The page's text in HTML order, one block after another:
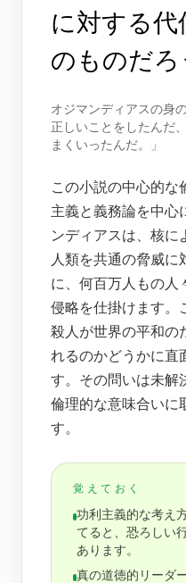
に対する
のものだろ
オジマンディアスの身
正しいことをしたんだ
まくいったんだ。」
この小説の中心的な
主義と義務論を中心
ンディアスは、核に
人類を共通の脅威に
に、何百万人もの人
侵略を仕掛けます。
殺人が世界の平和の
れるのかどうかに直
す。その問いは未解
倫理的な意味合いに
す。
覚えておく
功利主義的な考え
てると、恐ろしい
あります。
真の道徳的リーダ